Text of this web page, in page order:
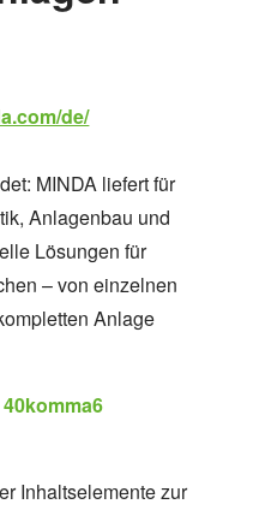
de/
MINDA liefert für
Anlagenbau und
Lösungen für
– von einzelnen
Anlage
Inhaltselemente zur